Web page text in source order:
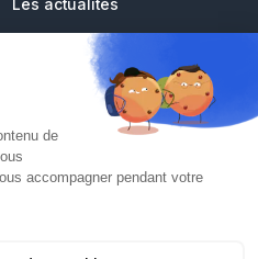
Les actualités